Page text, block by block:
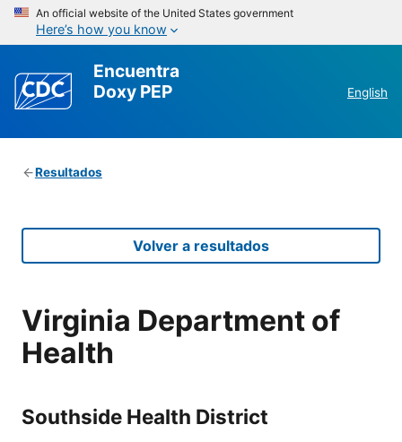
An official website of the United States government
Here’s how you know
Encuentra
Doxy PEP
English
Resultados
Volver a resultados
Virginia Department of
Health
Southside Health District